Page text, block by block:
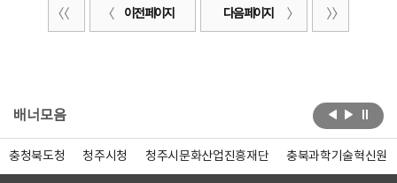
이전 페이지 다음 페이지
배너모음
충청북도청 청주시청 청주시문화산업진흥재단 충북과학기술혁신원